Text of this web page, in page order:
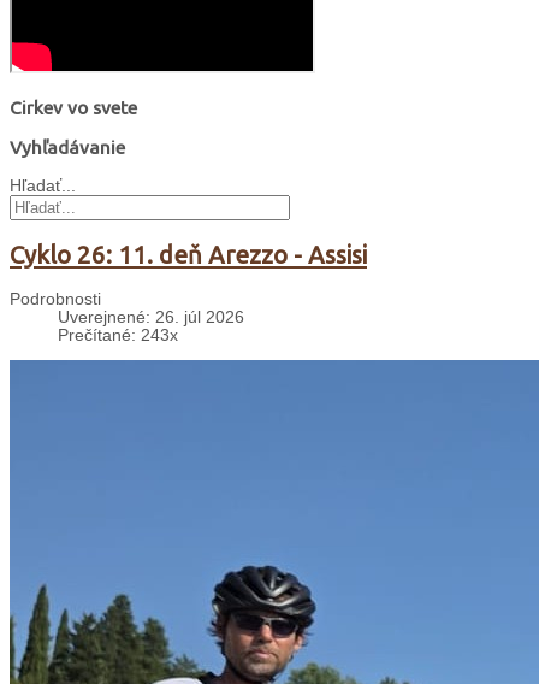
Cirkev vo svete
Vyhľadávanie
Hľadať...
Cyklo 26: 11. deň Arezzo - Assisi
Podrobnosti
Uverejnené: 26. júl 2026
Prečítané: 243x